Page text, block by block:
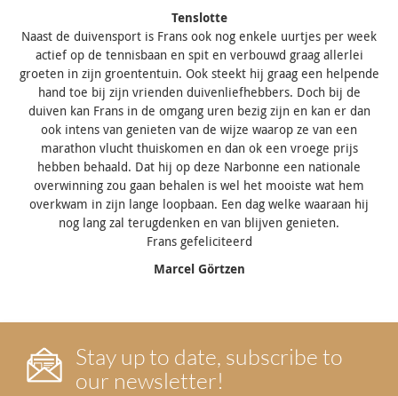
Tenslotte
Naast de duivensport is Frans ook nog enkele uurtjes per week
actief op de tennisbaan en spit en verbouwd graag allerlei
groeten in zijn groententuin. Ook steekt hij graag een helpende
hand toe bij zijn vrienden duivenliefhebbers. Doch bij de
duiven kan Frans in de omgang uren bezig zijn en kan er dan
ook intens van genieten van de wijze waarop ze van een
marathon vlucht thuiskomen en dan ok een vroege prijs
hebben behaald. Dat hij op deze Narbonne een nationale
overwinning zou gaan behalen is wel het mooiste wat hem
overkwam in zijn lange loopbaan. Een dag welke waaraan hij
nog lang zal terugdenken en van blijven genieten.
Frans gefeliciteerd
Marcel Görtzen
Stay up to date, subscribe to
our newsletter!